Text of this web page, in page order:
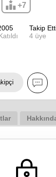
+7
Takip
4 üye